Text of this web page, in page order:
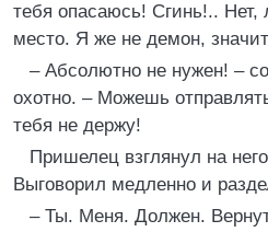
тебя опасаюсь! Сгинь!..
место. Я же не демон,
– Абсолютно не нужен! –
охотно. – Можешь
тебя не держу!
Пришелец взглянул на
Выговорил медленно и
– Ты. Меня. Должен.